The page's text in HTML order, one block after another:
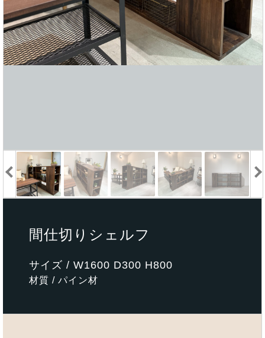
間仕切りシェルフ
サイズ / W1600 D300 H800
材質 / パイン材